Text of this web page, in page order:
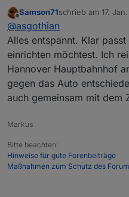
Präsentation oder
erstmal uns nett
Bescheid
Plätze
Bescheid.
Ich will versuchen
davon ab ob die
Rückweg
Offline
Samson71schrieb am 17.
zuletzt editiert von
@asgothian
Alles entspannt. Klar
einrichten möchtest. Ich
Hannover Hauptbahnhof
gegen das Auto
auch gemeinsam mit dem
Markus
Bitte beachten:
Hinweise für gute Forenbeiträge
Maßnahmen zum Schutz des